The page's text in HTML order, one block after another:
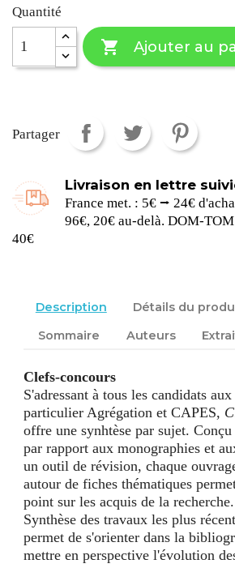
Quantité
 Ajouter au
Partager
Livraison en lettre
France met. : 5€ ⭢ 24€
96€, 20€ au-delà. DOM-
40€
Description
Détails du
Sommaire
Auteurs
Clefs-concours
S'adressant à tous les candidats
particulier Agrégation et CAPES,
offre une synhtèse par sujet.
par rapport aux monographies et
un outil de révision, chaque
autour de fiches thématiques
point sur les acquis de la recherche.
Synthèse des travaux les plus
permet de s'orienter dans la
mettre en perspective l'évolution